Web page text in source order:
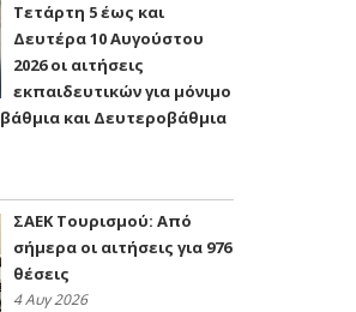
Τετάρτη 5 έως και
Δευτέρα 10 Αυγούστου
2026 οι αιτήσεις
εκπαιδευτικών για μόνιμο
και Δευτεροβάθμια
ΣΑΕΚ Τουρισμού: Από
σήμερα οι αιτήσεις για 976
θέσεις
4 Αυγ 2026